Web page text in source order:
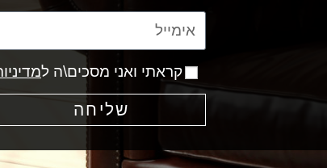
קראתי ואני מסכים\ה ל
שליחה